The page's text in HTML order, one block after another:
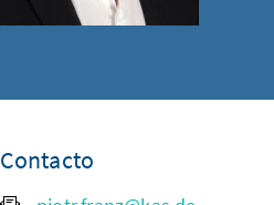
Contacto